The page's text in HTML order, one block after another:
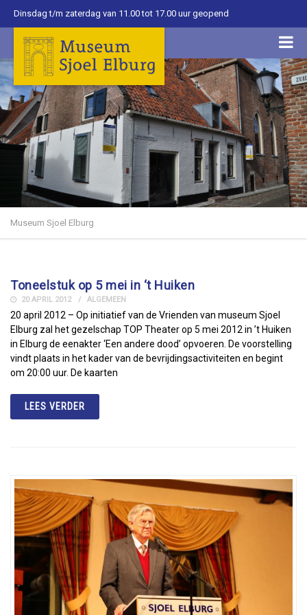
Dinsdag t/m zaterdag van 11.00 tot 17.00 uur geopend
Museum Sjoel Elburg
Toneelstuk op 5 mei in ‘t Huiken
20 APRIL 2012 ALGEMEEN
20 april 2012 – Op initiatief van de Vrienden van museum Sjoel
Elburg zal het gezelschap TOP Theater op 5 mei 2012 in ’t Huiken
in Elburg de eenakter ‘Een andere dood’ opvoeren. De voorstelling
vindt plaats in het kader van de bevrijdingsactiviteiten en begint
om 20:00 uur. De kaarten
LEES VERDER